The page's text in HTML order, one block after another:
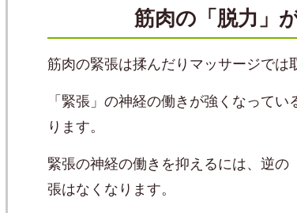
筋肉の「脱力」
筋肉の緊張は揉んだりマッサージでは
「緊張」の神経の働きが強くなって
ります。
緊張の神経の働きを抑えるには、逆
張はなくなります。